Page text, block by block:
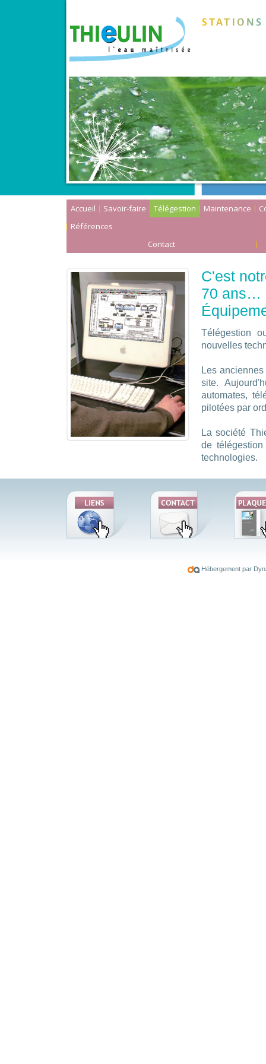
Accueil Savoir-faire Télégestion Maintenance
Références
Contact
C'est
70 ans…
Télégestion
nouvelles
Les
site.
automates,
pilotées par
La société
de
technologies.
Hébergement par